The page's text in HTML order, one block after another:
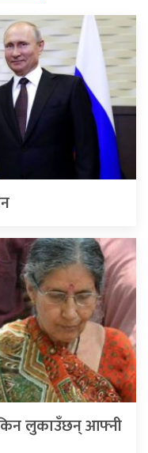
किन लुकाउँछन् आफ्नी